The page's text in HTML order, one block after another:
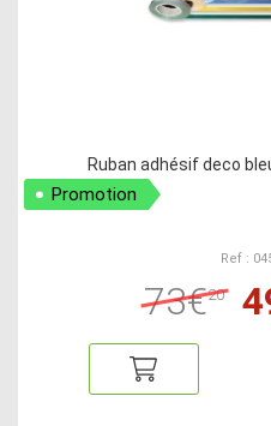
Ruban adhésif deco
Promotion
Ref :
73€20